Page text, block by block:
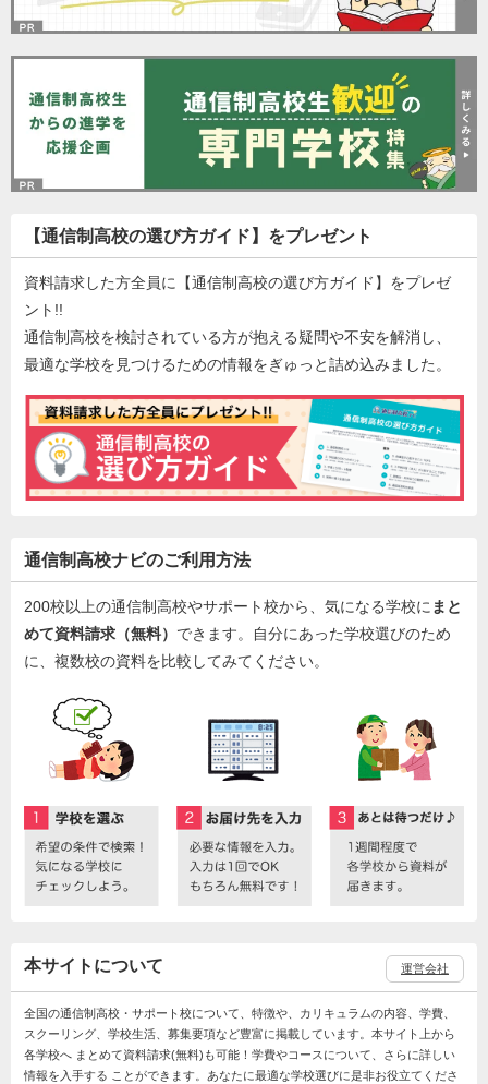
【通信制高校の選び方ガイド】をプレゼント
資料請求した方全員に【通信制高校の選び方ガイド】をプレゼ
ント!!
通信制高校を検討されている方が抱える疑問や不安を解消し、
最適な学校を見つけるための情報をぎゅっと詰め込みました。
通信制高校ナビのご利用方法
200校以上の通信制高校やサポート校から、気になる学校にまと
めて資料請求（無料） できます。自分にあった学校選びのため
に、複数校の資料を比較してみてください。
本サイトについて 運営会社
全国の通信制高校・サポート校について、特徴や、カリキュラムの内容、学費、
スクーリング、学校生活、募集要項など豊富に掲載しています。本サイト上から
各学校へ まとめて資料請求(無料)も可能！学費やコースについて、さらに詳しい
情報を入手する ことができます。あなたに最適な学校選びに是非お役立てくださ